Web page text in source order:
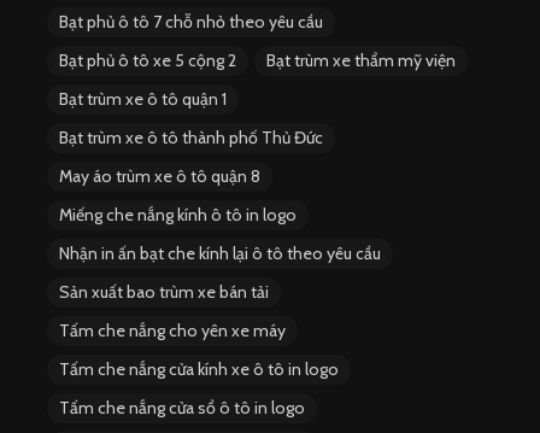
Bạt phủ ô tô 7 chỗ nhỏ theo yêu cầu
Bạt phủ ô tô xe 5 cộng 2
Bạt trùm xe thẩm mỹ viện
Bạt trùm xe ô tô quận 1
Bạt trùm xe ô tô thành phố Thủ Đức
May áo trùm xe ô tô quận 8
Miếng che nắng kính ô tô in logo
Nhận in ấn bạt che kính lại ô tô theo yêu cầu
Sản xuất bao trùm xe bán tải
Tấm che nắng cho yên xe máy
Tấm che nắng cửa kính xe ô tô in logo
Tấm che nắng cửa sổ ô tô in logo